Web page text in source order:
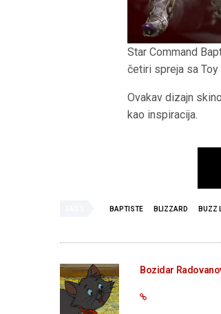
Star Command
četiri spreja sa
Ovakav dizajn
kao inspiracija.
BAPTISTE BLIZZARD BUZZ
Bozidar